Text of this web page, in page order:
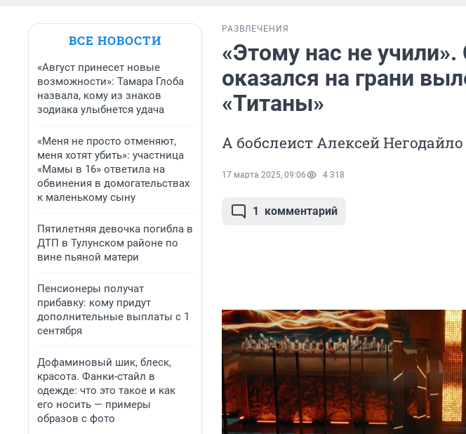
ВСЕ НОВОСТИ
«Август принесет новые
возможности»: Тамара Глоба
назвала, кому из знаков
зодиака улыбнется удача
«Меня не просто отменяют,
меня хотят убить»: участница
«Мамы в 16» ответила на
обвинения в домогательствах
к маленькому сыну
Пятилетняя девочка погибла в
ДТП в Тулунском районе по
вине пьяной матери
Пенсионеры получат
прибавку: кому придут
дополнительные выплаты с 1
сентября
Дофаминовый шик, блеск,
красота. Фанки-стайл в
одежде: что это такое и как
его носить — примеры
образов с фото
РАЗВЛЕЧЕНИЯ
«Этому нас не
оказался на грани
«Титаны»
А бобслеист Алексей
17 марта 2025, 09:06 4 318
1 комментарий